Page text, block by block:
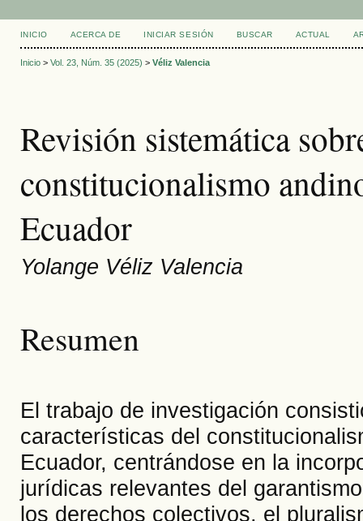
INICIO ACERCA DE INICIAR SESIÓN BUSCAR ACTUAL
Inicio> Vol. 23, Núm. 35 (2025) > Véliz Valencia
Revisión sistemática
constitucionalismo
Ecuador
Yolange Véliz Valencia
Resumen
El trabajo de investigación
características del
Ecuador, centrándose en la
jurídicas relevantes del
los derechos colectivos, el